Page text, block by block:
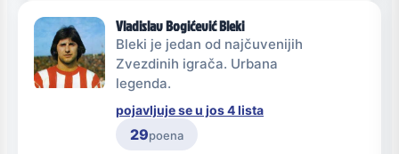
Vladislav Bogićević Bleki
Bleki je jedan od najčuvenijih
Zvezdinih igrača. Urbana
legenda.
pojavljuje se u jos 4 lista
29poena